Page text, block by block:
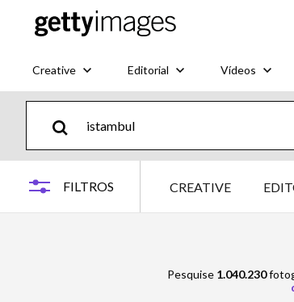
Creative Editorial Vídeos
FILTROS CREATIVE
Pesquise 1.040.230